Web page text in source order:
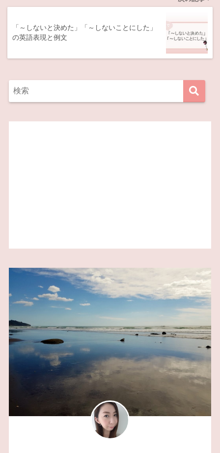
「～しないと決めた」「～しないことにした」
の英語表現と例文